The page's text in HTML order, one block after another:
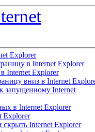
Explorer
в Internet Explorer
Internet Explorer
вниз в Internet
запущенному Internet
в Internet Explorer
Explorer
скрыть Internet Explorer